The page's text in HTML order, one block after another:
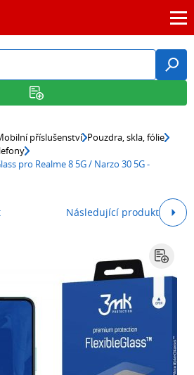
příslušenství Pouzdra, skla, fólie
pro Realme 8 5G / Narzo 30 5G -
Následující produkt